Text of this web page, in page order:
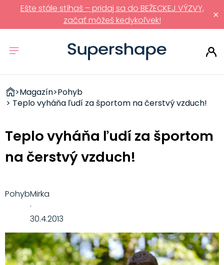
×
Ešte stále stíhaš – pridaj sa do BEŽECKEJ VÝZVY,
začať môžeš kedykoľvek!
ZDRAVÉ
RÝCHLOVKY
>Magazín>Pohyb
> Teplo vyháňa ľudí za športom na čerstvý vzduch!
Teplo vyháňa ľudí za športom
na čerstvý vzduch!
PohybMirka
·
30.4.2013